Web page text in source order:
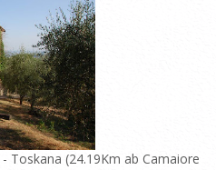
Toskana (24.19Km ab Camaiore